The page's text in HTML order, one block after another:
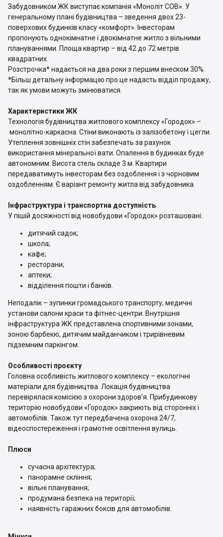
Забудовником ЖК виступає компанія «Моноліт СОВ». У
генеральному плані будівництва – зведення двох 23-
поверхових будинків класу «комфорт». Інвесторам
пропонують однокімнатне і двокімнатне житло з вільними
плануваннями. Площа квартир – від 42 до 72 метрів
квадратних.
Розстрочка* надається на два роки з першим внеском 30%.
*Більш детальну інформацію про це надасть відділ продажу,
так як умови можуть змінюватися.
Характеристики ЖК
Технологія будівництва житлового комплексу «Городок» –
монолітно-каркасна. Стіни виконають із залізобетону і цегли.
Утеплення зовнішніх стін забезпечать за рахунок
використання мінеральної вати. Опалення в будинках буде
автономним. Висота стель складе 3 м. Квартири
передаватимуть інвесторам без оздоблення і з чорновим
оздобленням. Є варіант ремонту житла від забудовника.
Інфраструктура і транспортна доступність
У пішій досяжності від новобудови «Городок» розташовані:
дитячий садок;
школа;
кафе;
ресторани;
аптеки;
відділення пошти і банків.
Неподалік – зупинки громадського транспорту, медичні
установи салони краси та фітнес-центри. Внутрішня
інфраструктура ЖК представлена спортивними зонами,
зоною барбекю, дитячим майданчиком і трирівневим
підземним паркінгом.
Особливості проєкту
Головна особливість житлового комплексу – екологічні
матеріали для будівництва. Локація будівництва
перевірялася комісією з охорони здоров'я. Прибудинкову
територію новобудови «Городок» закриють від сторонніх і
автомобілів. Також тут передбачена охорона 24/7,
відеоспостереження і грамотне освітлення вулиць.
Плюси
сучасна архітектура;
панорамне скління;
вільні планування;
продумана безпека на території;
наявність гаражних боксів для автомобілів.